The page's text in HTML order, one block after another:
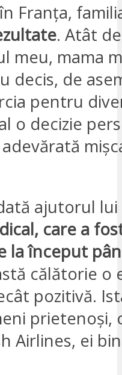
Franța,
. Atât
meu, mama
decis, de
pentru
o decizie
ajutorul lui
care a
la început
călătorie o
pozitivă.
prietenoși,
Airlines, ei